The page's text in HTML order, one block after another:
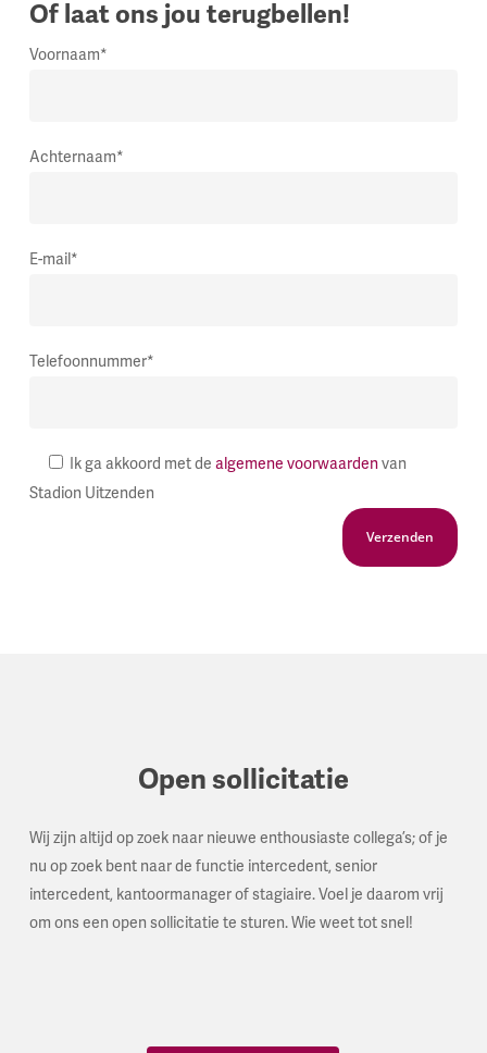
Of laat ons jou terugbellen!
Voornaam*
Achternaam*
E-mail*
Telefoonnummer*
Ik ga akkoord met de algemene voorwaardenvan
Stadion Uitzenden
Open sollicitatie
Wij zijn altijd op zoek naar nieuwe enthousiaste collega’s; of je
nu op zoek bent naar de functie intercedent, senior
intercedent, kantoormanager of stagiaire. Voel je daarom vrij
om ons een open sollicitatie te sturen. Wie weet tot snel!